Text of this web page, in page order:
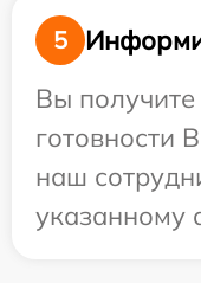
5
Вы
готовности
наш
указанному